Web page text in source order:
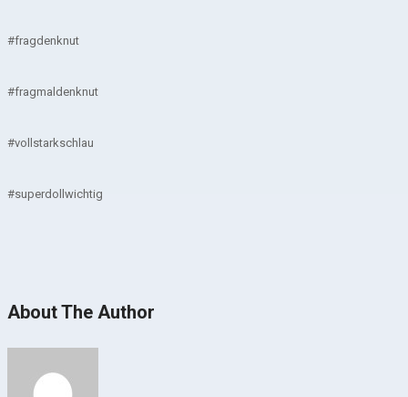
#fragdenknut
#fragmaldenknut
#vollstarkschlau
#superdollwichtig
About The Author